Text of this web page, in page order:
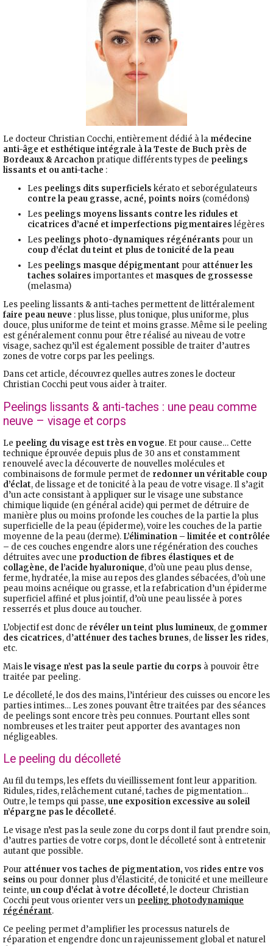
Le docteur Christian Cocchi, entièrement dédié à la médecine
anti-âge et esthétique intégrale à la Teste de Buch près de
Bordeaux & Arcachon pratique différents types de peelings
lissants et ou anti-tache :
Les peelings dits superficiels kérato et seborégulateurs
contre la peau grasse, acné, points noirs (comédons)
Les peelings moyens lissants contre les ridules et
cicatrices d’acné et imperfections pigmentaires légères
Les peelings photo-dynamiques régénérants pour un
coup d’éclat du teint et plus de tonicité de la peau
Les peelings masque dépigmentant pour atténuer les
taches solaires importantes et masques de grossesse
(melasma)
Les peeling lissants & anti-taches permettent de littéralement
faire peau neuve : plus lisse, plus tonique, plus uniforme, plus
douce, plus uniforme de teint et moins grasse. Même si le peeling
est généralement connu pour être réalisé au niveau de votre
visage, sachez qu’il est également possible de traiter d’autres
zones de votre corps par les peelings.
Dans cet article, découvrez quelles autres zones le docteur
Christian Cocchi peut vous aider à traiter.
Peelings lissants & anti-taches : une peau comme
neuve – visage et corps
Le peeling du visage est très en vogue. Et pour cause… Cette
technique éprouvée depuis plus de 30 ans et constamment
renouvelé avec la découverte de nouvelles molécules et
combinaisons de formule permet de redonner un véritable coup
d’éclat, de lissage et de tonicité à la peau de votre visage. Il s’agit
d’un acte consistant à appliquer sur le visage une substance
chimique liquide (en général acide) qui permet de détruire de
manière plus ou moins profonde les couches de la partie la plus
superficielle de la peau (épiderme), voire les couches de la partie
moyenne de la peau (derme). L’élimination – limitée et contrôlée
– de ces couches engendre alors une régénération des couches
détruites avec une production de fibres élastiques et de
collagène, de l’acide hyaluronique, d’où une peau plus dense,
ferme, hydratée, la mise au repos des glandes sébacées, d’où une
peau moins acnéique ou grasse, et la refabrication d’un épiderme
superficiel affiné et plus jointif, d’où une peau lissée à pores
resserrés et plus douce au toucher.
L’objectif est donc de révéler un teint plus lumineux, de gommer
des cicatrices, d’atténuer des taches brunes, de lisser les rides,
etc.
Maisle visage n’est pas la seule partie du corps à pouvoir être
traitée par peeling.
Le décolleté, le dos des mains, l’intérieur des cuisses ou encore les
parties intimes… Les zones pouvant être traitées par des séances
de peelings sont encore très peu connues. Pourtant elles sont
nombreuses et les traiter peut apporter des avantages non
négligeables.
Le peeling du décolleté
Au fil du temps, les effets du vieillissement font leur apparition.
Ridules, rides, relâchement cutané, taches de pigmentation…
Outre, le temps qui passe,une exposition excessive au soleil
n’épargne pas le décolleté.
Le visage n’est pas la seule zone du corps dont il faut prendre soin,
d’autres parties de votre corps, dont le décolleté sont à entretenir
autant que possible.
Pour atténuer vos taches de pigmentation, vos rides entre vos
seins ou pour donner plus d’élasticité, de tonicité et une meilleure
teinte,un coup d’éclat à votre décolleté, le docteur Christian
Cocchi peut vous orienter vers un peeling photodynamique
régénérant.
Ce peeling permet d’amplifier les processus naturels de
réparation et engendre donc un rajeunissement global et naturel